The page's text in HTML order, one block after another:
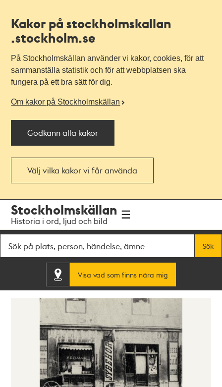
Kakor på stockholmskallan
.stockholm.se
På Stockholmskällan använder vi kakor, cookies, för att
sammanställa statistik och för att webbplatsen ska
fungera på ett bra sätt för dig.
Om kakor på Stockholmskällan
Godkänn alla kakor
Välj vilka kakor vi får använda
navigationen
huvudinnehållet
Stockholmskällan
Historia i ord, ljud och bild
Sök
Visa vad som finns nära mig